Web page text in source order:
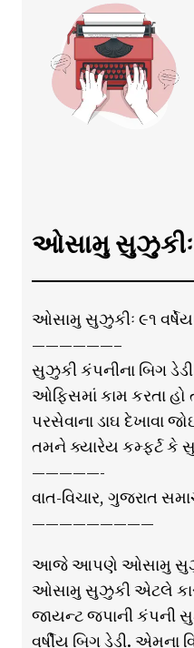
ઓસામુ સુઝુકીઃ
ઓસામુ સુઝુકીઃ ૯૧
——————–
સુઝુકી કંપનીના બિગ
ઓફિસમાં કામ કરતા હો
પરસેવાના ડાઘ દેખાવા
તમને ક્યારેય કમ્ફર્ટ કે
—————-
વાત-વિચાર, ગુજરાત
—————————
આજે આપણે ઓસામુ
ઓસામુ સુઝુકી એટલે
જાયન્ટ જપાની કંપની
વર્ષીય બિગ ડેડી. એમના